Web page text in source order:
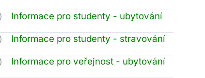
Informace pro studenty - ubytování
Informace pro studenty - stravování
Informace pro veřejnost - ubytování